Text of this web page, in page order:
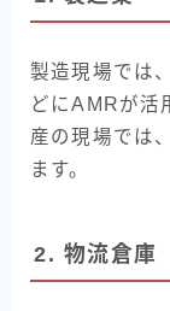
製造現場では
どにAMRが活
産の現場では
ます。
2. 物流倉庫